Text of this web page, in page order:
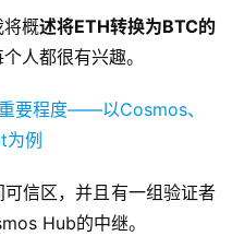
将概述将ETH转换为BTC的
人都很有兴趣。
信区，并且有一组验证者
Hub的中继。